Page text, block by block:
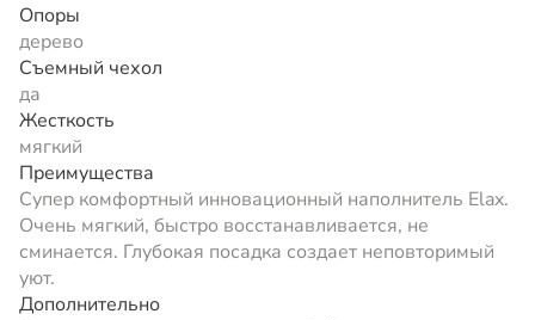
Опоры
дерево
Съемный чехол
да
Жесткость
мягкий
Преимущества
Супер комфортный инновационный наполнитель Elax.
Очень мягкий, быстро восстанавливается, не
сминается. Глубокая посадка создает неповторимый
уют.
Дополнительно